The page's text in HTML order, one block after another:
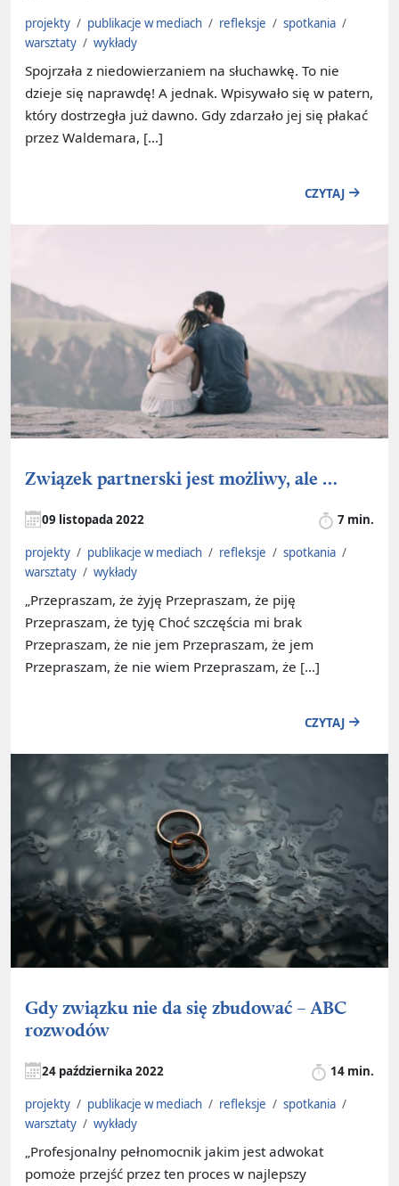
projekty / publikacje w mediach / refleksje / spotkania /
warsztaty / wykłady
Spojrzała z niedowierzaniem na słuchawkę. To nie
dzieje się naprawdę! A jednak. Wpisywało się w patern,
który dostrzegła już dawno. Gdy zdarzało jej się płakać
przez Waldemara, […]
CZYTAJ
Związek partnerski jest możliwy, ale …
09 listopada 2022 7 min.
projekty / publikacje w mediach / refleksje / spotkania /
warsztaty / wykłady
„Przepraszam, że żyję Przepraszam, że piję
Przepraszam, że tyję Choć szczęścia mi brak
Przepraszam, że nie jem Przepraszam, że jem
Przepraszam, że nie wiem Przepraszam, że […]
CZYTAJ
Gdy związku nie da się zbudować – ABC
rozwodów
24 października 2022 14 min.
projekty / publikacje w mediach / refleksje / spotkania /
warsztaty / wykłady
„Profesjonalny pełnomocnik jakim jest adwokat
pomoże przejść przez ten proces w najlepszy